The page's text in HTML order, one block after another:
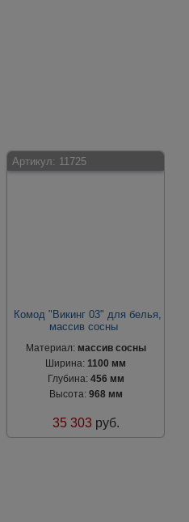
Артикул: 11725
Комод "Викинг 03" для белья,
массив сосны
Материал: массив сосны
Ширина:1100 мм
Глубина: 456 мм
Высота: 968 мм
35 303 руб.